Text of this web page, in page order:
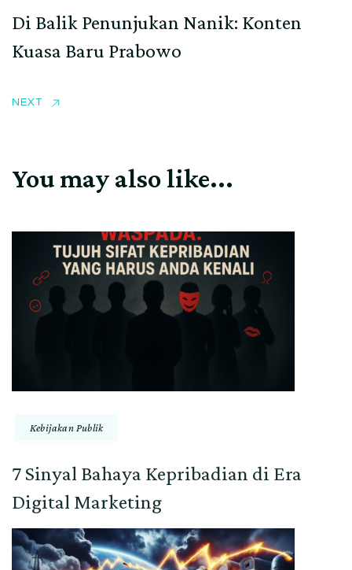
Di Balik Penunjukan Nanik: Konten
Kuasa Baru Prabowo
NEXT
You may also like...
Kebijakan Publik
7 Sinyal Bahaya Kepribadian di Era
Digital Marketing